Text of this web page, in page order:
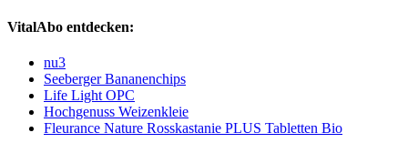
VitalAbo entdecken:
nu3
Seeberger Bananenchips
Life Light OPC
Hochgenuss Weizenkleie
Fleurance Nature Rosskastanie PLUS Tabletten Bio